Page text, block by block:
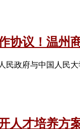
协议！温州
民政府与中国人民
人才培养方